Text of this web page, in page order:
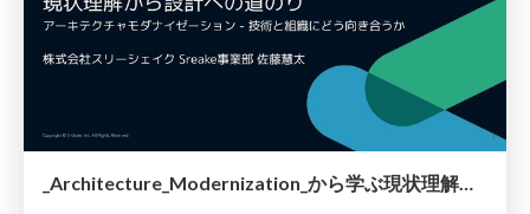
_Architecture_Modernization_から学ぶ現状理解から設計への道のり.pdf